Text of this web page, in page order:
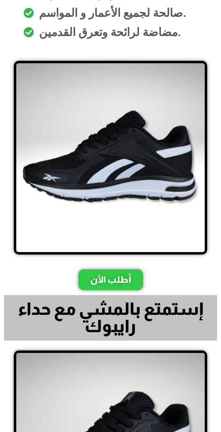
صالحة لجميع الأعمار و المواسم.
مضاضة لرائحة وتعرق القدمين.
أطلب الأن
إستمتع بالمشي مع حداء
رايبوك